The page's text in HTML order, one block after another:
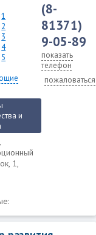
1
2
3
4
5
и
1,
(8-
81371)
9-05-89
показать
телефон
пожаловаться